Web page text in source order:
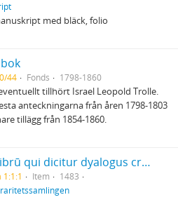
med bläck, folio
44 Fonds 1798-1860
tillhört Israel Leopold Trolle.
anteckningarna från åren 1798-1803
tillägg från 1854-1860.
Prefacio in librū qui dicitur dyalogus creaturar[um] moralizatus omni materie morali iocundo et edificatiuo modo applicabilis. - 1483
1:1:1 Item
1483